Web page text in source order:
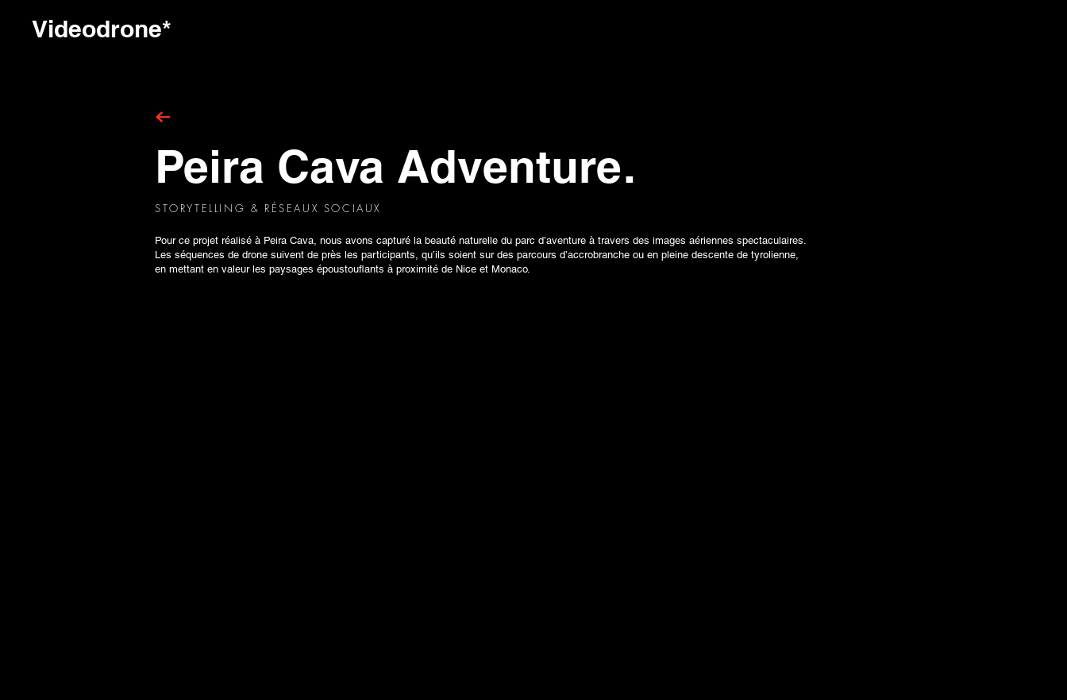
Videodrone*
Peira Cava Adventure.
STORYTELLING & RÉSEAUX SOCIAUX
Pour ce projet réalisé à Peira Cava, nous avons capturé la beauté naturelle du parc d’aventure à travers des images aériennes spectaculaires.
Les séquences de drone suivent de près les participants, qu’ils soient sur des parcours d’accrobranche ou en pleine descente de tyrolienne,
en mettant en valeur les paysages époustouflants à proximité de Nice et Monaco.